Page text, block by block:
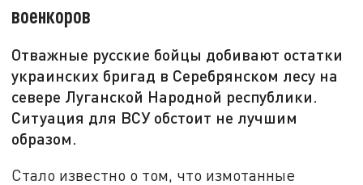
военкоров
Отважные русские бойцы добивают остатки
украинских бригад в Серебрянском лесу на
севере Луганской Народной республики.
Ситуация для ВСУ обстоит не лучшим
образом.
Стало известно о том, что измотанные